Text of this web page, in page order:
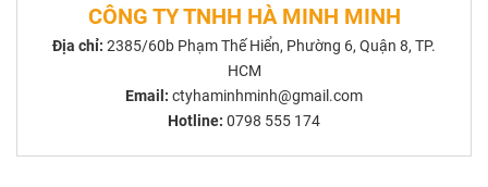
CÔNG TY TNHH HÀ MINH MINH
Địa chỉ: 2385/60b Phạm Thế Hiển, Phường 6, Quận 8, TP.
HCM
Email: ctyhaminhminh@gmail.com
Hotline: 0798 555 174